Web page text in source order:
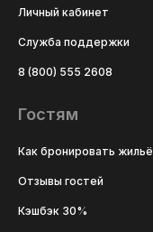
Личный кабинет
Служба поддержки
8 (800) 555 2608
Гостям
Как бронировать жильё
Отзывы гостей
Кэшбэк 30%